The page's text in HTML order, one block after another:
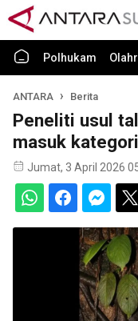
Polhukam
ANTARA Berita
Peneliti usul
masuk
Jumat, 3 April 2026